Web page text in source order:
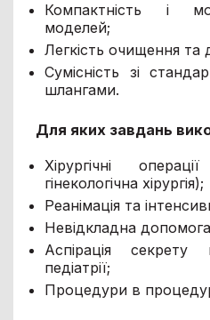
Компактність і
моделей;
Легкість очищення та
Сумісність зі
шлангами.
Для яких завдань
Хірургічні
гінекологічна хірургія);
Реанімація та
Невідкладна
Аспірація
педіатрії;
Процедури в